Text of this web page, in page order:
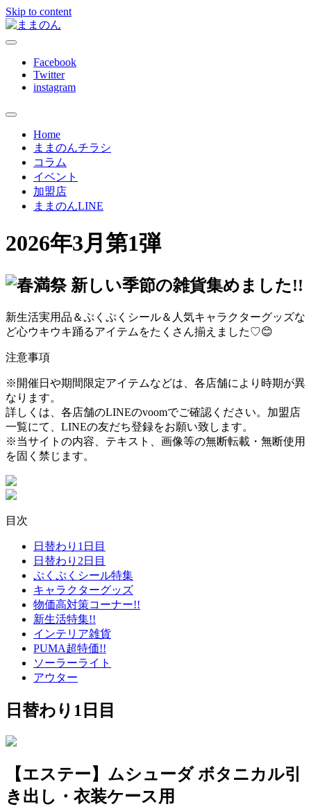
Skip to content
ままのん
ままのんは、忙しいあなたを応援します
Facebook
Twitter
instagram
Home
ままのんチラシ
コラム
イベント
加盟店
ままのんLINE
2026年3月第1弾
新生活実用品＆ぷくぷくシール＆人気キャラクターグッズな
ど心ウキウキ踊るアイテムをたくさん揃えました♡😊
注意事項
※開催日や期間限定アイテムなどは、各店舗により時期が異
なります。
詳しくは、各店舗のLINEのvoomでご確認ください。加盟店
一覧にて、LINEの友だち登録をお願い致します。
※当サイトの内容、テキスト、画像等の無断転載・無断使用
を固く禁じます。
目次
日替わり1日目
日替わり2日目
ぷくぷくシール特集
キャラクターグッズ
物価高対策コーナー!!
新生活特集!!
インテリア雑貨
PUMA超特価!!
ソーラーライト
アウター
日替わり1日目
【エステー】ムシューダ ボタニカル引
き出し・衣装ケース用